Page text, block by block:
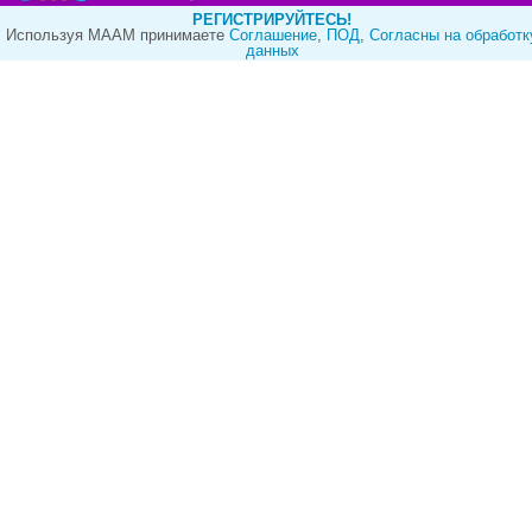
РЕГИСТРИРУЙТЕСЬ!
Используя МААМ принимаете Cоглашение, ПОД, Согласны на
данных